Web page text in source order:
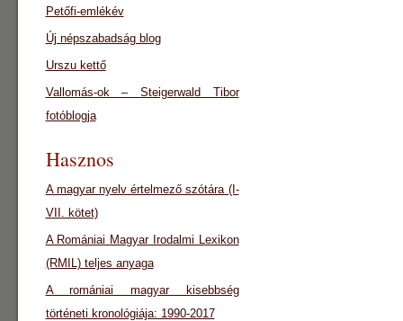
Petőfi-emlékév
Új népszabadság blog
Urszu kettő
Vallomás-ok – Steigerwald Tibor
fotóblogja
Hasznos
A magyar nyelv értelmező szótára (I-
VII. kötet)
A Romániai Magyar Irodalmi Lexikon
(RMIL) teljes anyaga
A romániai magyar kisebbség
történeti kronológiája: 1990-2017